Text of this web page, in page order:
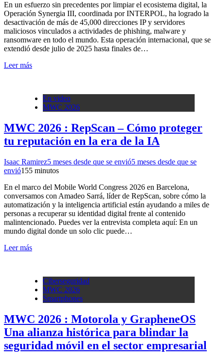
En un esfuerzo sin precedentes por limpiar el ecosistema digital, la
Operación Synergia III, coordinada por INTERPOL, ha logrado la
desactivación de más de 45,000 direcciones IP y servidores
maliciosos vinculados a actividades de phishing, malware y
ransomware en todo el mundo. Esta operación internacional, que se
extendió desde julio de 2025 hasta finales de…
Leer más
En video
MWC 2026
MWC 2026 : RepScan – Cómo proteger
tu reputación en la era de la IA
Isaac Ramirez5 meses desde que se envió5 meses desde que se
envió155 minutos
En el marco del Mobile World Congress 2026 en Barcelona,
conversamos con Amadeo Sarrá, líder de RepScan, sobre cómo la
automatización y la inteligencia artificial están ayudando a miles de
personas a recuperar su identidad digital frente al contenido
malintencionado. Puedes ver la entrevista completa aquí: En un
mundo digital donde un solo clic puede…
Leer más
Ciberseguridad
MWC 2026
Smartphones
MWC 2026 : Motorola y GrapheneOS
Una alianza histórica para blindar la
seguridad móvil en el sector empresarial